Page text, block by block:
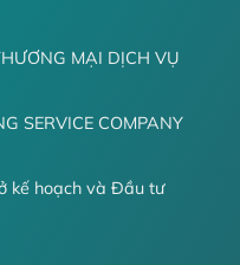
MẠI DỊCH VỤ
SERVICE COMPANY
kế hoạch và Đầu tư